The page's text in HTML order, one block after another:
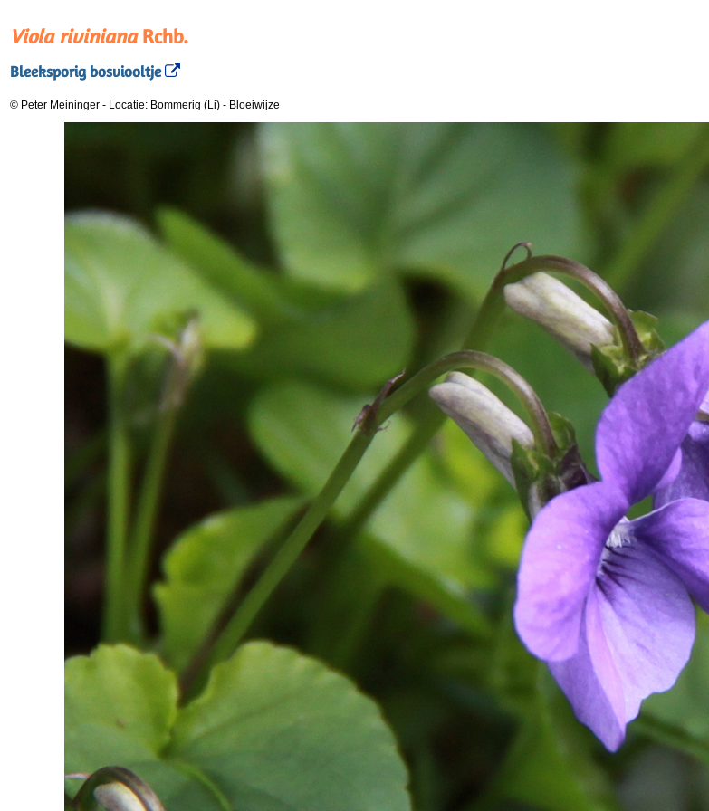
Viola rivinianaRchb.
Bleeksporig bosviooltje
© Peter Meininger - Locatie: Bommerig (Li) - Bloeiwijze